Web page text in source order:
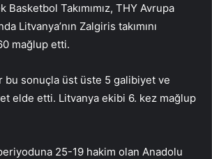
Basketbol Takımımız, THY Avrupa
Litvanya’nın Zalgiris takımını
mağlup etti.
bu sonuçla üst üste 5 galibiyet ve
elde etti. Litvanya ekibi 6. kez mağlup
25-19 hakim olan Anadolu